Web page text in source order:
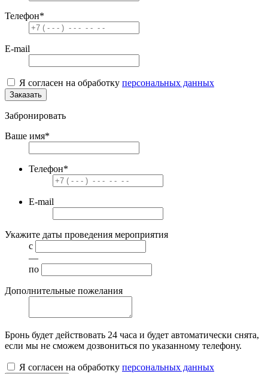
Телефон*
E-mail
Я согласен на обработку персональных данных
Заказать
Забронировать
Ваше имя*
Телефон*
E-mail
Укажите даты проведения мероприятия
с
—
по
Дополнительные пожелания
Бронь будет действовать 24 часа и будет автоматически снята,
если мы не сможем дозвониться по указанному телефону.
Я согласен на обработку персональных данных